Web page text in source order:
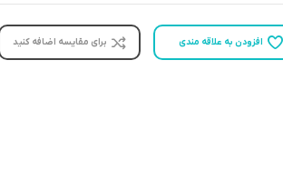
افزودن به علاقه مندی برای مقایسه اضافه کنید